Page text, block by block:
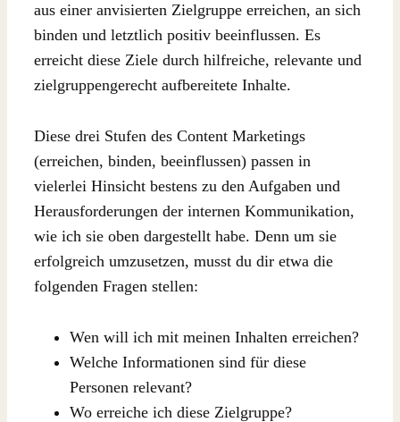
aus einer anvisierten Zielgruppe erreichen, an sich
binden und letztlich positiv beeinflussen. Es
erreicht diese Ziele durch hilfreiche, relevante und
zielgruppengerecht aufbereitete Inhalte.
Diese drei Stufen des Content Marketings
(erreichen, binden, beeinflussen) passen in
vielerlei Hinsicht bestens zu den Aufgaben und
Herausforderungen der internen Kommunikation,
wie ich sie oben dargestellt habe. Denn um sie
erfolgreich umzusetzen, musst du dir etwa die
folgenden Fragen stellen:
Wen will ich mit meinen Inhalten erreichen?
Welche Informationen sind für diese
Personen relevant?
Wo erreiche ich diese Zielgruppe?